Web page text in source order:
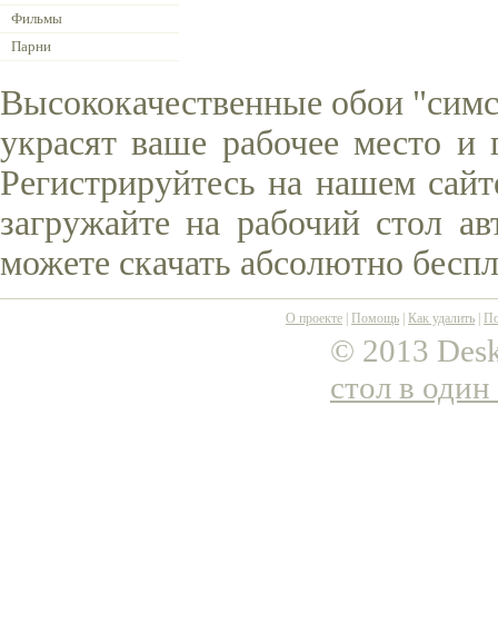
Фильмы
Парни
Высококачественные обои
украсят ваше рабочее место и
Регистрируйтесь на нашем
загружайте на рабочий стол
можете скачать абсолютно
О проекте Помощь Как удалить
© 2013
стол в